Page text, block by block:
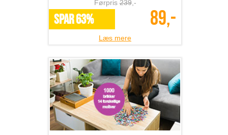
Førpris239,-
SPAR 63% 89,-
Læs mere